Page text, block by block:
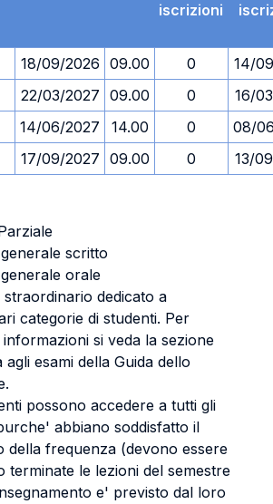
iscrizioni
18/09/2026 09.00 0
14/
22/03/2027 09.00 0
16/
14/06/2027 14.00 0
08/
17/09/2027 09.00 0 13/
scritto
orale
dedicato a
categorie di studenti. Per
si veda la sezione
agli esami della Guida dello
possono accedere a tutti gli
abbiano soddisfatto il
della frequenza (devono essere
terminate le lezioni del semestre
e' previsto dal loro